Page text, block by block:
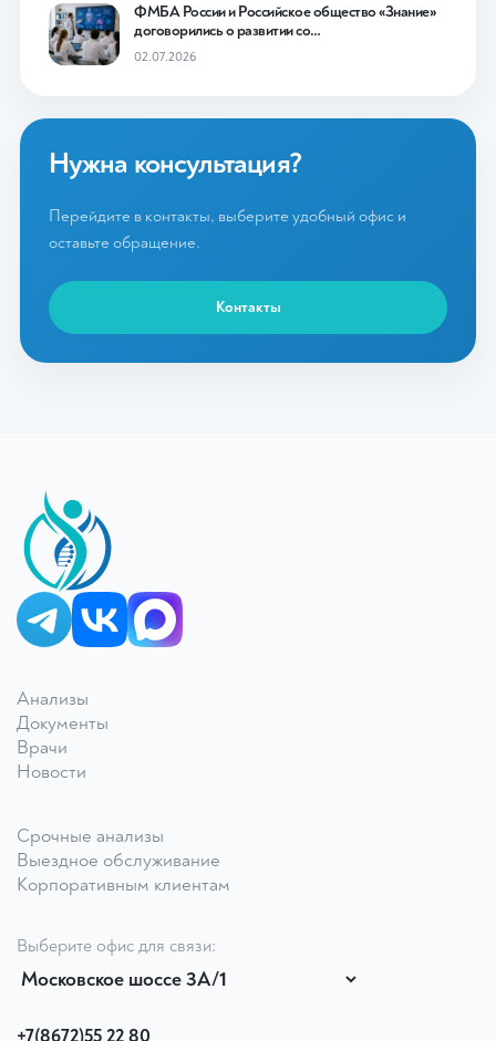
ФМБА России и Российское общество «Знание»
договорились о развитии со…
02.07.2026
Нужна консультация?
Перейдите в контакты, выберите удобный офис и
оставьте обращение.
Контакты
Анализы
Документы
Врачи
Новости
Срочные анализы
Выездное обслуживание
Корпоративным клиентам
Выберите офис для связи:
+7(8672)55 22 80